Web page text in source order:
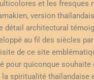
et les fresques
version
détail architectural
au fil des siècles
de ce site
pour quiconque souhaite
la spiritualité thaïlandaise